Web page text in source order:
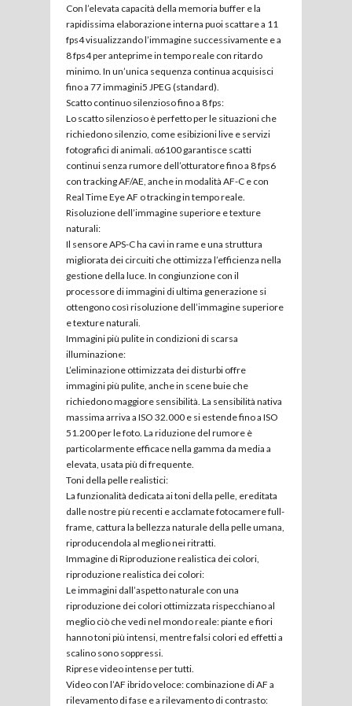
Con l’elevata capacità della memoria buffer e la
rapidissima elaborazione interna puoi scattare a 11
fps4 visualizzando l’immagine successivamente e a
8 fps4 per anteprime in tempo reale con ritardo
minimo. In un’unica sequenza continua acquisisci
fino a 77 immagini5 JPEG (standard).
Scatto continuo silenzioso fino a 8 fps:
Lo scatto silenzioso è perfetto per le situazioni che
richiedono silenzio, come esibizioni live e servizi
fotografici di animali. α6100 garantisce scatti
continui senza rumore dell’otturatore fino a 8 fps6
con tracking AF/AE, anche in modalità AF-C e con
Real Time Eye AF o tracking in tempo reale.
Risoluzione dell’immagine superiore e texture
naturali:
Il sensore APS-C ha cavi in rame e una struttura
migliorata dei circuiti che ottimizza l’efficienza nella
gestione della luce. In congiunzione con il
processore di immagini di ultima generazione si
ottengono così risoluzione dell’immagine superiore
e texture naturali.
Immagini più pulite in condizioni di scarsa
illuminazione:
L’eliminazione ottimizzata dei disturbi offre
immagini più pulite, anche in scene buie che
richiedono maggiore sensibilità. La sensibilità nativa
massima arriva a ISO 32.000 e si estende fino a ISO
51.200 per le foto. La riduzione del rumore è
particolarmente efficace nella gamma da media a
elevata, usata più di frequente.
Toni della pelle realistici:
La funzionalità dedicata ai toni della pelle, ereditata
dalle nostre più recenti e acclamate fotocamere full-
frame, cattura la bellezza naturale della pelle umana,
riproducendola al meglio nei ritratti.
Immagine di Riproduzione realistica dei colori,
riproduzione realistica dei colori:
Le immagini dall’aspetto naturale con una
riproduzione dei colori ottimizzata rispecchiano al
meglio ciò che vedi nel mondo reale: piante e fiori
hanno toni più intensi, mentre falsi colori ed effetti a
scalino sono soppressi.
Riprese video intense per tutti.
Video con l’AF ibrido veloce: combinazione di AF a
rilevamento di fase e a rilevamento di contrasto: